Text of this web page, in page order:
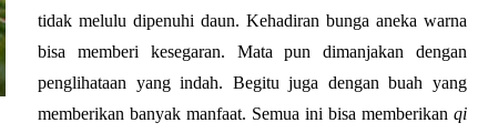
tidak melulu dipenuhi daun. Kehadiran bunga aneka warna
bisa memberi kesegaran. Mata pun dimanjakan dengan
penglihataan yang indah. Begitu juga dengan buah yang
memberikan banyak manfaat. Semua ini bisa memberikan